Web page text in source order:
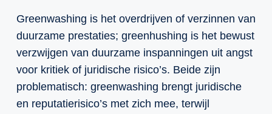
Greenwashing is het overdrijven of verzinnen van
duurzame prestaties; greenhushing is het bewust
verzwijgen van duurzame inspanningen uit angst
voor kritiek of juridische risico’s. Beide zijn
problematisch: greenwashing brengt juridische
en reputatierisico’s met zich mee, terwijl